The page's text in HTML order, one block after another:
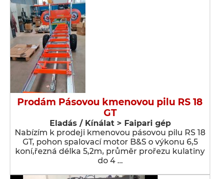
Prodám Pásovou kmenovou pilu RS 18
GT
Eladás / Kínálat > Faipari gép
Nabízím k prodeji kmenovou pásovou pilu RS 18
GT, pohon spalovací motor B&S o výkonu 6,5
koní,řezná délka 5,2m, průměr prořezu kulatiny
do 4 …